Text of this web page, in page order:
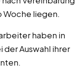
Woche liegen.
haben in
Auswahl ihrer